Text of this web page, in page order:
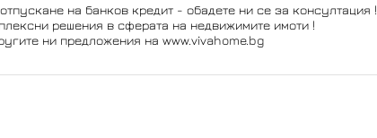
на банков кредит - обадете ни се за консултация !
решения в сферата на недвижимите имоти !
ни предложения на www.vivahome.bg